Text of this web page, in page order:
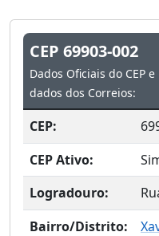
CEP 69903-002
Dados Oficiais do CEP
dados dos Correios:
CEP:
CEP Ativo:
Logradouro:
Bairro/Distrito: